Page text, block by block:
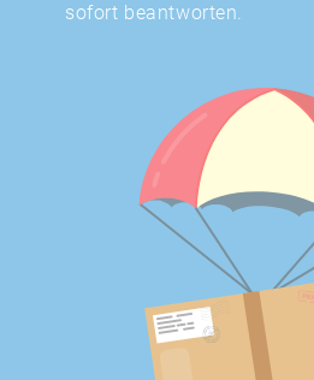
sofort beantworten.